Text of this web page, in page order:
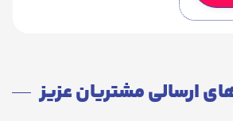
ارسالی مشتریان عزیز